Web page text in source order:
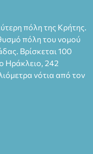
Είσοδος: :
Πάπυρος (Πλατεία
39 Ιεράπετρα)
Ιεράπετρας
ΚΝΩΣΟΣ
πόλη της Κρήτης.
πόλη του νομού
Βρίσκεται 100
Ηράκλειο, 242
νότια από τον